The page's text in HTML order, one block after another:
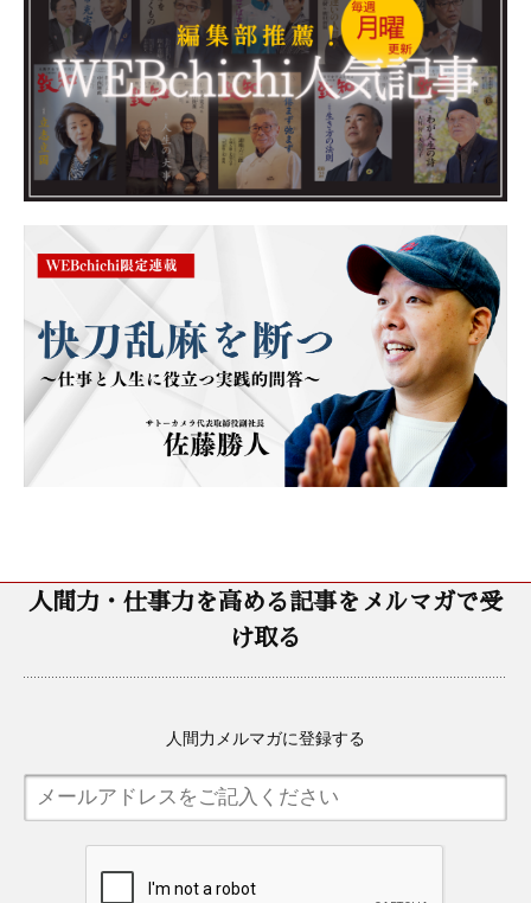
人間力・仕事力を高める記事をメルマガで受
け取る
人間力メルマガに登録する